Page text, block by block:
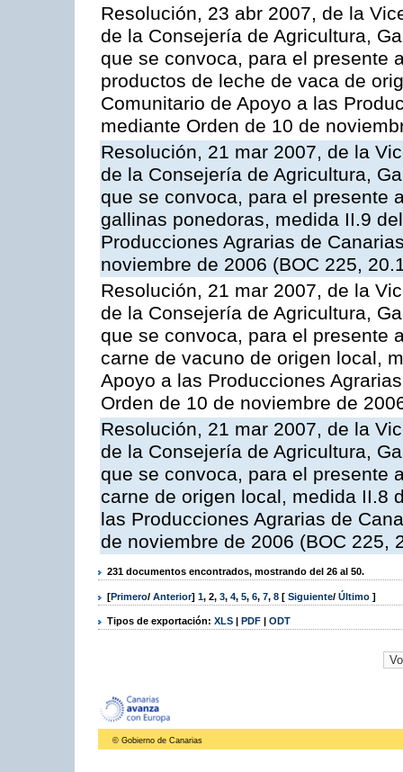
Resolución, 23 abr 2007, de la
de la Consejería de Agricultura,
que se convoca, para el presente
productos de leche de vaca de
Comunitario de Apoyo a las
mediante Orden de 10 de
Resolución, 21 mar 2007, de la
de la Consejería de Agricultura,
que se convoca, para el presente
gallinas ponedoras, medida II.9
Producciones Agrarias de
noviembre de 2006 (BOC 225,
Resolución, 21 mar 2007, de la
de la Consejería de Agricultura,
que se convoca, para el presente
carne de vacuno de origen local,
Apoyo a las Producciones
Orden de 10 de noviembre de
Resolución, 21 mar 2007, de la
de la Consejería de Agricultura,
que se convoca, para el presente
carne de origen local, medida II.8
las Producciones Agrarias de
de noviembre de 2006 (BOC 225,
231 documentos encontrados, mostrando del 26 al 50.
[Primero/ Anterior] 1, 2, 3, 4, 5, 6, 7, 8 [ Siguiente/ Último ]
Tipos de exportación: XLS | PDF | ODT
© Gobierno de Canarias